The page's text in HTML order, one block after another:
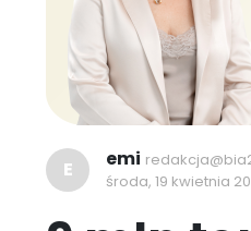
E emi
środa, 19 kwietnia